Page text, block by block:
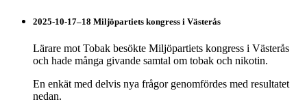
2025-10-17–18 Miljöpartiets kongress i Västerås
Lärare mot Tobak besökte Miljöpartiets kongress i Västerås
och hade många givande samtal om tobak och nikotin.
En enkät med delvis nya frågor genomfördes med resultatet
nedan.